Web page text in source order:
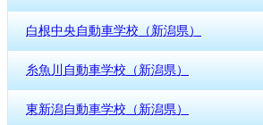
白根中央自動車学校（新潟県）
糸魚川自動車学校（新潟県）
東新潟自動車学校（新潟県）